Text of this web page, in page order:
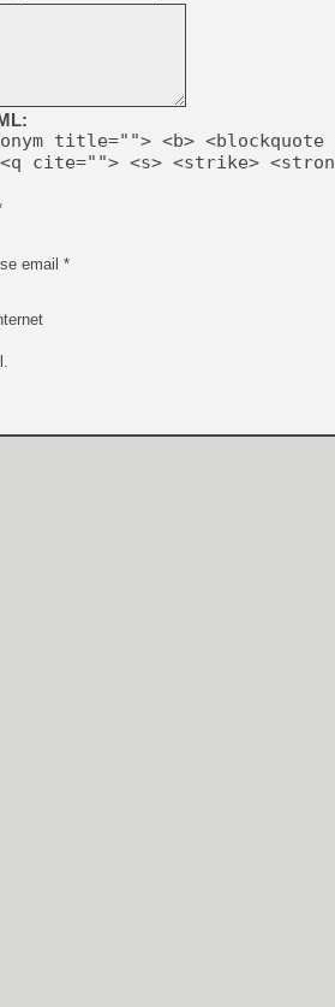
[GK] Dawn of War 4 : les
[GK] CloverPit : l'héritier
[GK] Stellar Blade : Blood
[GK] Palworld Online est
[GK] Wuchang 2 : le
[GK] Test : Big Walk est le
[GK] Starsand Island : la
[GK] La Xbox Series X
[GK] Moonlighter 2 : The
title=""> <b> <blockquote
cite=""> <s> <strike>
email *